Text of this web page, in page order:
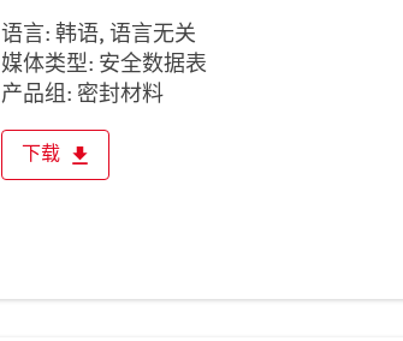
语言: 韩语, 语言无关
媒体类型: 安全数据表
产品组: 密封材料
下载